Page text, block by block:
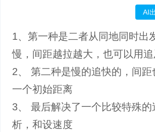
AI
1、第一种是二者从同地同时出
慢，间距越拉越大，也可以用
2、 第二种是慢的追快的，间
一个初始距离
3、 最后解决了一个比较特殊
析，和设速度